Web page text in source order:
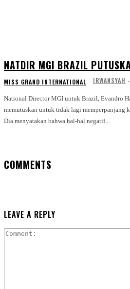
NATDIR MGI BRAZIL
MISS GRAND INTERNATIONAL IRWANSYAH -
National Director MGI untuk Brazil, Evandro
memutuskan untuk tidak lagi memperpanjang
Dia menyatakan bahwa hal-hal negatif...
COMMENTS
LEAVE A REPLY